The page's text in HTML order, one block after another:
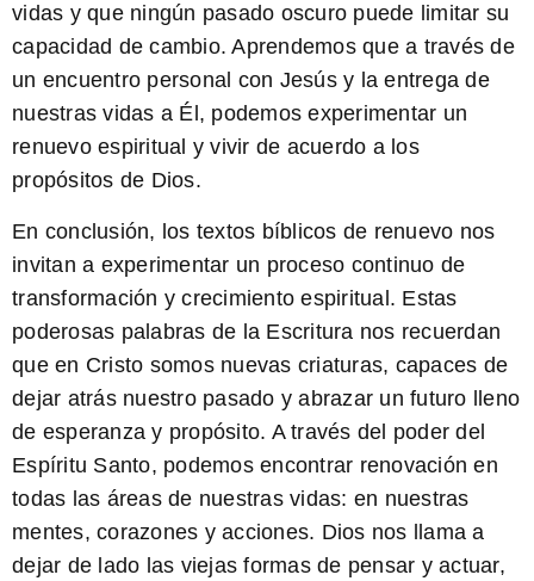
vidas y que ningún pasado oscuro puede limitar su
capacidad de cambio. Aprendemos que a través de
un encuentro personal con Jesús y la entrega de
nuestras vidas a Él, podemos experimentar un
renuevo espiritual y vivir de acuerdo a los
propósitos de Dios.
En conclusión, los textos bíblicos de renuevo nos
invitan a experimentar un proceso continuo de
transformación y crecimiento espiritual. Estas
poderosas palabras de la Escritura nos recuerdan
que en Cristo somos nuevas criaturas, capaces de
dejar atrás nuestro pasado y abrazar un futuro lleno
de esperanza y propósito. A través del poder del
Espíritu Santo, podemos encontrar renovación en
todas las áreas de nuestras vidas: en nuestras
mentes, corazones y acciones. Dios nos llama a
dejar de lado las viejas formas de pensar y actuar,